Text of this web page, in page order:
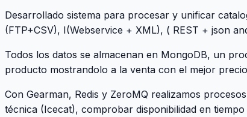
Desarrollado sistema para procesar y unificar
(FTP+CSV), I(Webservice + XML), ( REST + json
Todos los datos se almacenan en MongoDB, un
producto mostrandolo a la venta con el mejor
Con Gearman, Redis y ZeroMQ realizamos
técnica (Icecat), comprobar disponibilidad en